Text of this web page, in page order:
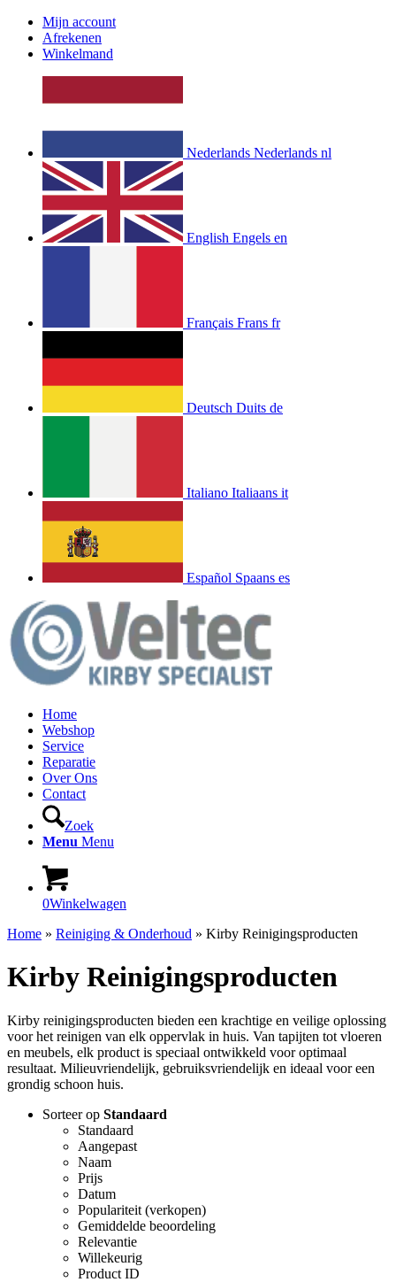
Mijn account
Afrekenen
Winkelmand
Nederlands Nederlands nl
English Engels en
Français Frans fr
Deutsch Duits de
Italiano Italiaans it
Español Spaans es
Home
Webshop
Service
Reparatie
Over Ons
Contact
Zoek
Menu Menu
0Winkelwagen
Home » Reiniging & Onderhoud » Kirby Reinigingsproducten
Kirby Reinigingsproducten
Kirby reinigingsproducten bieden een krachtige en veilige oplossing
voor het reinigen van elk oppervlak in huis. Van tapijten tot vloeren
en meubels, elk product is speciaal ontwikkeld voor optimaal
resultaat. Milieuvriendelijk, gebruiksvriendelijk en ideaal voor een
grondig schoon huis.
Sorteer op Standaard
Standaard
Aangepast
Naam
Prijs
Datum
Populariteit (verkopen)
Gemiddelde beoordeling
Relevantie
Willekeurig
Product ID